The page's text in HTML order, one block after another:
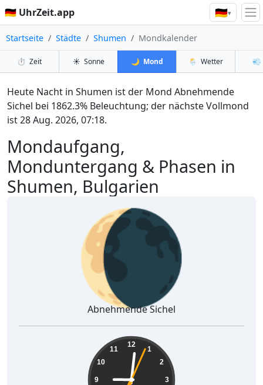
🇩🇪 UhrZeit.app 🇩🇪▾
Startseite Städte Shumen Mondkalender
⏱️ Zeit ☀️ Sonne 🌙 Mond 🌦️ Wetter 💨
Mondaufgang,
Monduntergang & Phasen in
Shumen, Bulgarien
Heute Nacht in Shumen ist der Mond Abnehmende
Sichel bei 1862.3% Beleuchtung; der nächste Vollmond
ist 28 Aug. 2026, 07:18.
🌘
Abnehmende Sichel
12
1
2
3
9
10
11